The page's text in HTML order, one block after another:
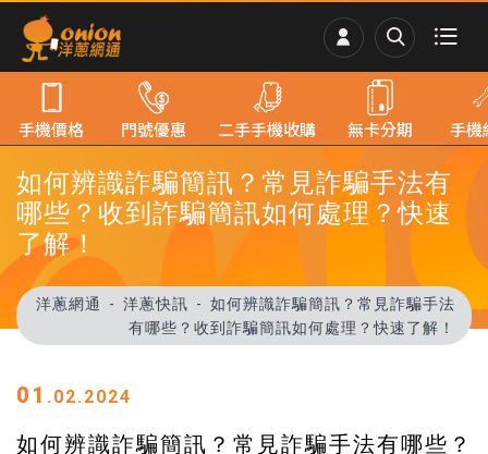
如何辨識詐騙簡訊？常見詐騙手法有
哪些？收到詐騙簡訊如何處理？快速
了解！
洋蔥網通 洋蔥快訊
如何辨識詐騙簡訊？常見詐騙手法
有哪些？收到詐騙簡訊如何處理？快速了解！
01 .02.2024
如何辨識詐騙簡訊？常見詐騙手法有哪些？
手機價格 門號優惠 二手手機收購 無卡分期 手機